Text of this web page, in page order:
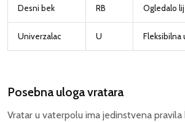
Desni bek RB Ogledalo
Univerzalac U Fleksibilna
Posebna uloga vratara
Vratar u vaterpolu ima jedinstvena pravila